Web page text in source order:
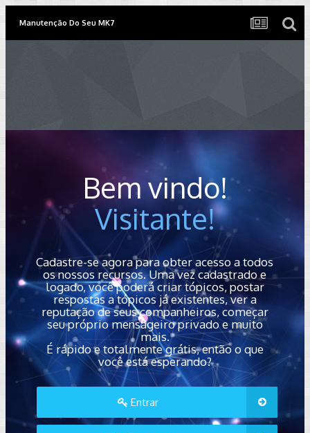
Manutenção Do Seu MK7
Bem vindo!
Visitante!
Cadastre-se agora para obter acesso a todos
os nossos recursos. Uma vez cadastrado e
logado, você poderá criar tópicos, postar
respostas a tópicos já existentes, ver a
reputação de seus companheiros, começar
seu próprio mensageiro privado e muito
mais.
É rápido e totalmente grátis, então o que
você está esperando?
Entrar